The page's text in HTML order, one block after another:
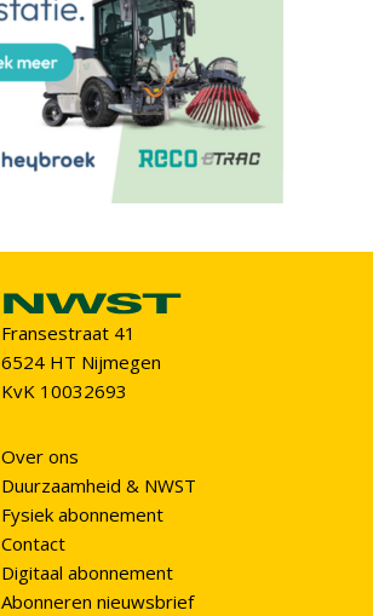
Fransestraat 41
6524 HT Nijmegen
KvK 10032693
Over ons
Duurzaamheid & NWST
Fysiek abonnement
Contact
Digitaal abonnement
Abonneren nieuwsbrief